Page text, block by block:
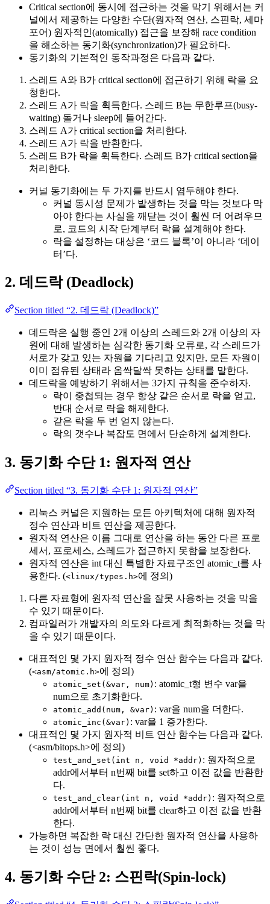
Critical section에 동시에 접근하는 것을 막기 위해서는 커
널에서 제공하는 다양한 수단(원자적 연산, 스핀락, 세마
포어) 원자적인(atomically) 접근을 보장해 race condition
을 해소하는 동기화(synchronization)가 필요하다.
동기화의 기본적인 동작과정은 다음과 같다.
스레드 A와 B가 critical section에 접근하기 위해 락을 요
청한다.
스레드 A가 락을 휙득한다. 스레드 B는 무한루프(busy-
waiting) 돌거나 sleep에 들어간다.
스레드 A가 critical section을 처리한다.
스레드 A가 락을 반환한다.
스레드 B가 락을 휙득한다. 스레드 B가 critical section을
처리한다.
커널 동기화에는 두 가지를 반드시 염두해야 한다.
커널 동시성 문제가 발생하는 것을 막는 것보다 막
아야 한다는 사실을 깨닫는 것이 훨씬 더 어려우므
로, 코드의 시작 단계부터 락을 설계해야 한다.
락을 설정하는 대상은 ‘코드 블록’이 아니라 ‘데이
터’다.
2. 데드락 (Deadlock)
Section titled “2. 데드락 (Deadlock)”
데드락은 실행 중인 2개 이상의 스레드와 2개 이상의 자
원에 대해 발생하는 심각한 동기화 오류로, 각 스레드가
서로가 갖고 있는 자원을 기다리고 있지만, 모든 자원이
이미 점유된 상태라 옴싹달싹 못하는 상태를 말한다.
데드락을 예방하기 위해서는 3가지 규칙을 준수하자.
락이 중첩되는 경우 항상 같은 순서로 락을 얻고,
반대 순서로 락을 해제한다.
같은 락을 두 번 얻지 않는다.
락의 갯수나 복잡도 면에서 단순하게 설계한다.
3. 동기화 수단 1: 원자적 연산
Section titled “3. 동기화 수단 1: 원자적 연산”
리눅스 커널은 지원하는 모든 아키텍처에 대해 원자적
정수 연산과 비트 연산을 제공한다.
원자적 연산은 이름 그대로 연산을 하는 동안 다른 프로
세서, 프로세스, 스레드가 접근하지 못함을 보장한다.
원자적 연산은 int 대신 특별한 자료구조인 atomic_t를 사
용한다. (<linux/types.h>에 정의)
다른 자료형에 원자적 연산을 잘못 사용하는 것을 막을
수 있기 때문이다.
컴파일러가 개발자의 의도와 다르게 최적화하는 것을 막
을 수 있기 때문이다.
대표적인 몇 가지 원자적 정수 연산 함수는 다음과 같다.
(<asm/atomic.h>에 정의)
atomic_set(&var, num) : atomic_t형 변수 var을
num으로 초기화한다.
atomic_add(num, &var) : var을 num을 더한다.
atomic_inc(&var) : var을 1 증가한다.
대표적인 몇 가지 원자적 비트 연산 함수는 다음과 같다.
(<asm/bitops.h>에 정의)
test_and_set(int n, void *addr) : 원자적으로
addr에서부터 n번째 bit를 set하고 이전 값을 반환한
다.
test_and_clear(int n, void *addr) : 원자적으로
addr에서부터 n번째 bit를 clear하고 이전 값을 반환
한다.
가능하면 복잡한 락 대신 간단한 원자적 연산을 사용하
는 것이 성능 면에서 훨씬 좋다.
4. 동기화 수단 2: 스핀락(Spin-lock)